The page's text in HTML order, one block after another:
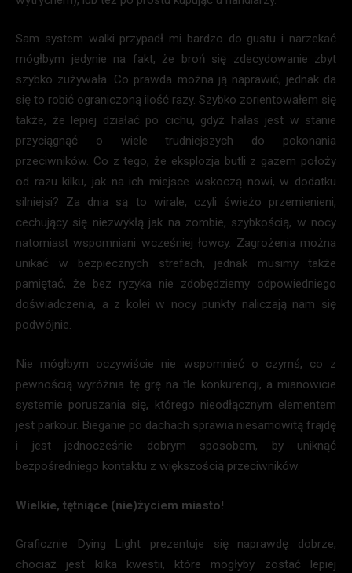
Sam system walki przypadł mi bardzo do gustu i narzekać
mógłbym jedynie na fakt, że broń się zdecydowanie zbyt
szybko zużywała. Co prawda można ją naprawić, jednak da
się to robić ograniczoną ilość razy. Szybko zorientowałem się
także, że lepiej działać po cichu, gdyż hałas jest w stanie
przyciągnąć o wiele trudniejszych do pokonania
przeciwników. Co z tego, że eksplozja butli z gazem położy
od razu kilku, jak na ich miejsce wskoczą nowi, w dodatku
silniejsi? Za dnia są to wirale, czyli świeżo przemienieni,
cechujący się niezwykłą jak na zombie, szybkością, w nocy
natomiast wspomniani wcześniej łowcy. Zagrożenia można
unikać w bezpiecznych strefach, jednak musimy także
pamiętać, że bez ryzyka nie zdobędziemy odpowiedniego
doświadczenia, a z kolei w nocy punkty naliczają nam się
podwójnie.
Nie mógłbym oczywiście nie wspomnieć o czymś, co z
pewnością wyróżnia tę grę na tle konkurencji, a mianowicie
systemie poruszania się, którego nieodłącznym elementem
jest parkour. Bieganie po dachach sprawia niesamowitą frajdę
i jest jednocześnie dobrym sposobem, by uniknąć
bezpośredniego kontaktu z większością przeciwników.
Wielkie, tętniące (nie)życiem miasto!
Graficznie Dying Light prezentuje się naprawdę dobrze,
chociaż jest kilka kwestii, które mogłyby zostać lepiej